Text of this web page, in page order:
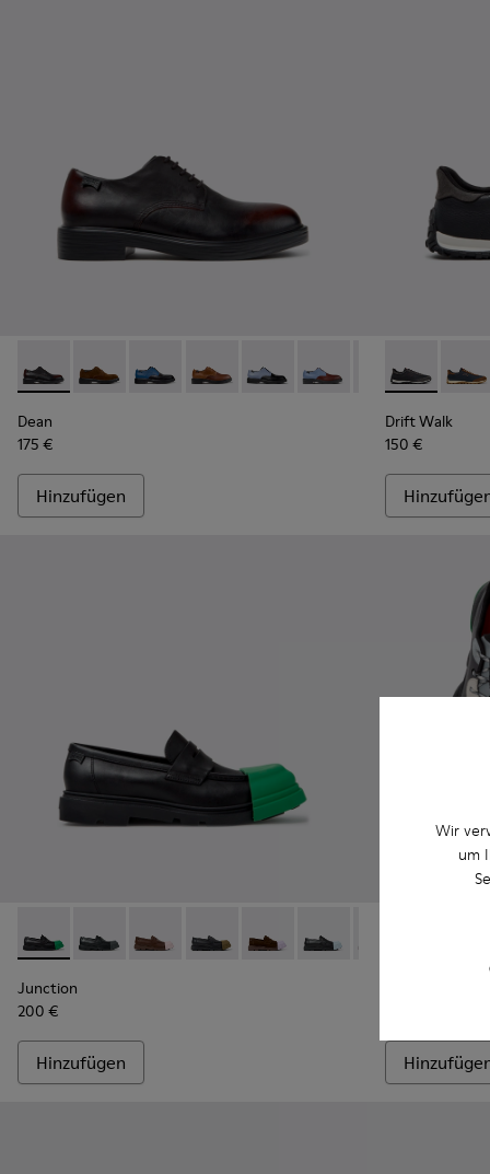
Wir
um
Dean - K100979-022 - Schwarze Lederschuhe für Herren.
Dean - K100979-027
Dean - K100979-026 - Mehrfarbige
Dean - K100979-025 - Braune
Dean - K100979-016
Dean - K100979-015
Dean - K100979-
Dean -
Dean
175 €
Hinzufügen
Drift Walk -
Drift
Drift Walk
150 €
Junction - K100956-014 - Schwarze Ledermokassins für
Junction - K100956-012
Junction - K100956-010
Junction - K100956-009
Junction - K100956-005
Junction - K100956-004
Junction
200 €
Hinzufügen
Twins -